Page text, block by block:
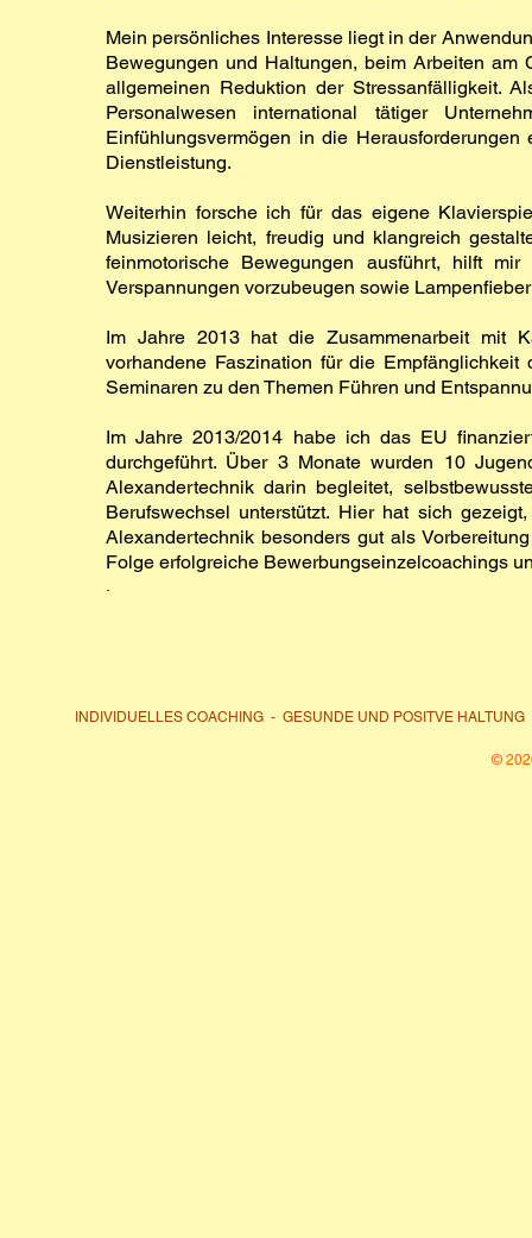
Mein persönliches Interesse liegt in der
Bewegungen und Haltungen, beim Arbeiten am
allgemeinen Reduktion der Stressanfälligkeit.
Personalwesen international tätiger
Einfühlungsvermögen in die
Dienstleistung.
Weiterhin forsche ich für das eigene
Musizieren leicht, freudig und klangreich
feinmotorische Bewegungen ausführt, hilft
Verspannungen vorzubeugen sowie
Im Jahre 2013 hat die Zusammenarbeit mit
vorhandene Faszination für die
Seminaren zu den Themen Führen und
Im Jahre 2013/2014 habe ich das EU
durchgeführt. Über 3 Monate wurden 10
Alexandertechnik darin begleitet,
Berufswechsel unterstützt. Hier hat sich
Alexandertechnik besonders gut als
Folge erfolgreiche Bewerbungseinzelcoachings
INDIVIDUELLES COACHING - GESUNDE UND POSITVE
©